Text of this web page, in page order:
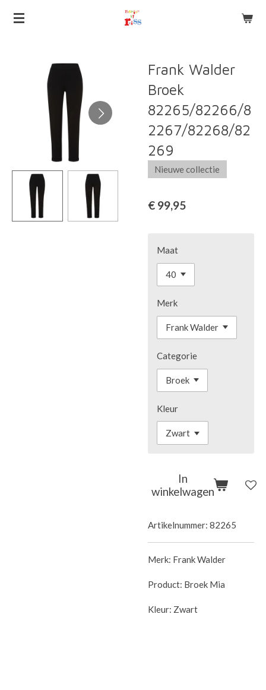
Ga
hoofdinhoud
Frank Walder
Broek
82265/82266/8
2267/82268/82
269
Nieuwe collectie
€ 99,95
Maat
Merk
Categorie
Kleur
In
winkelwagen
Artikelnummer: 82265
Merk: Frank Walder
Product: Broek Mia
Kleur: Zwart